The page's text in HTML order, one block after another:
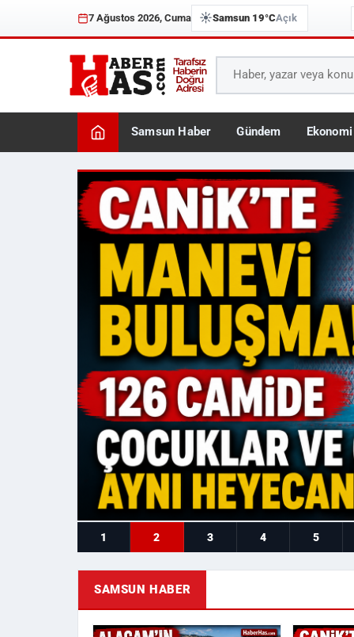
7 Ağustos 2026, Cuma ☀️Samsun 19°CAçık
Samsun Haber Gündem Ekonomi
Haberhas — Samsun
1 2 3 4 5
SAMSUN HABER